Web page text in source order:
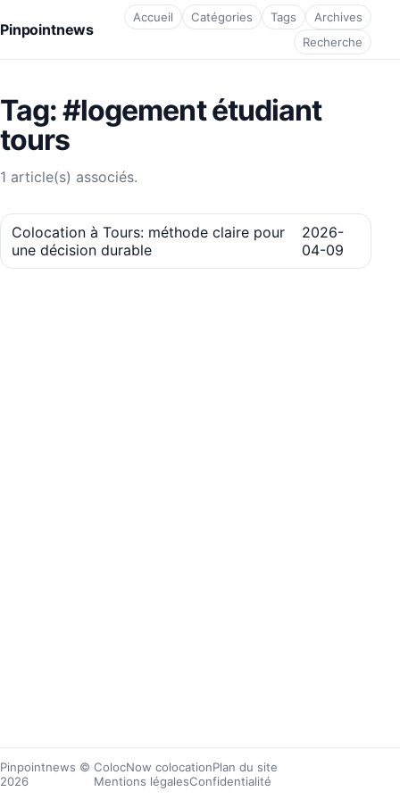
Pinpointnews
Accueil Catégories Tags
Archives
Recherche
Tag: #logement étudiant
tours
1 article(s) associés.
Colocation à Tours: méthode claire pour
une décision durable
2026-
04-09
Pinpointnews ©
2026
ColocNow colocationPlan du site
Mentions légalesConfidentialité